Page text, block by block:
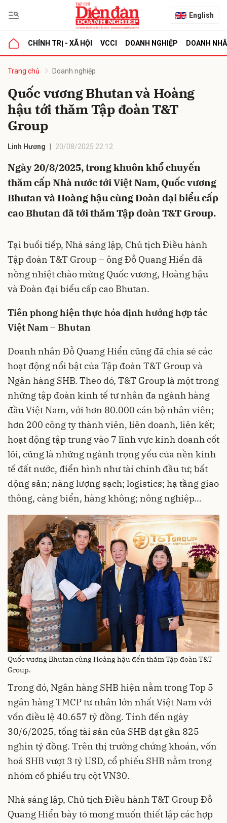
English
CHÍNH TRỊ - XÃ HỘI VCCI DOANH NGHIỆP DOANH
Trang chủ Doanh nghiệp
Quốc vương Bhutan và Hoàng
hậu tới thăm Tập đoàn T&T
Group
Linh Hương 20/08/2025 22:12
Ngày 20/8/2025, trong khuôn khổ chuyến
thăm cấp Nhà nước tới Việt Nam, Quốc vương
Bhutan và Hoàng hậu cùng Đoàn đại biểu cấp
cao Bhutan đã tới thăm Tập đoàn T&T Group.
Tại buổi tiếp, Nhà sáng lập, Chủ tịch Điều hành
Tập đoàn T&T Group – ông Đỗ Quang Hiển đã
nồng nhiệt chào mừng Quốc vương, Hoàng hậu
và Đoàn đại biểu cấp cao Bhutan.
Tiên phong hiện thực hóa định hướng hợp tác
Việt Nam – Bhutan
Doanh nhân Đỗ Quang Hiển cũng đã chia sẻ các
hoạt động nổi bật của Tập đoàn T&T Group và
Ngân hàng SHB. Theo đó, T&T Group là một trong
những tập đoàn kinh tế tư nhân đa ngành hàng
đầu Việt Nam, với hơn 80.000 cán bộ nhân viên;
hơn 200 công ty thành viên, liên doanh, liên kết;
hoạt động tập trung vào 7 lĩnh vực kinh doanh cốt
lõi, cũng là những ngành trọng yếu của nền kinh
tế đất nước, điển hình như tài chính đầu tư; bất
động sản; năng lượng sạch; logistics; hạ tầng giao
thông, càng biển, hàng không; nông nghiệp…
Quốc vương Bhutan cùng Hoàng hậu đến thăm Tập đoàn T&T
Group.
Trong đó, Ngân hàng SHB hiện nằm trong Top 5
ngân hàng TMCP tư nhân lớn nhất Việt Nam với
vốn điều lệ 40.657 tỷ đồng. Tính đến ngày
30/6/2025, tổng tài sản của SHB đạt gần 825
nghìn tỷ đồng. Trên thị trường chứng khoán, vốn
hoá SHB vượt 3 tỷ USD, cổ phiếu SHB nằm trong
nhóm cổ phiếu trụ cột VN30.
Nhà sáng lập, Chủ tịch Điều hành T&T Group Đỗ
Quang Hiển bày tỏ mong muốn thiết lập các hợp
luận
Hủy